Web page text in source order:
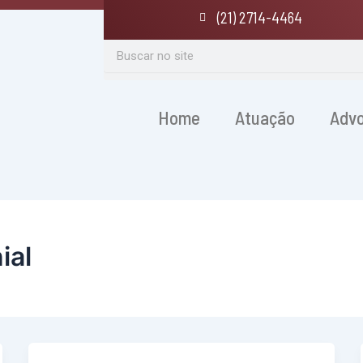
(21) 2714-4464
Home Atuação